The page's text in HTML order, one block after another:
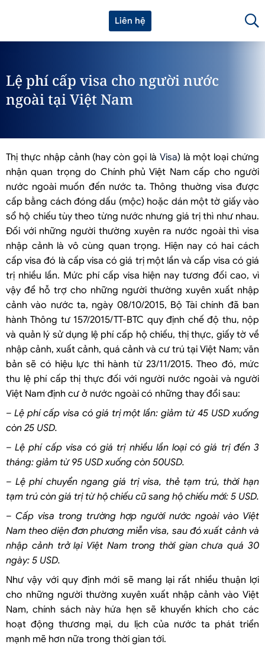
Liên hệ
Lệ phí cấp visa cho người nước
ngoài tại Việt Nam
Thị thực nhập cảnh (hay còn gọi là Visa) là một loại chứng
nhận quan trọng do Chính phủ Việt Nam cấp cho người
nước ngoài muốn đến nước ta. Thông thuờng visa được
cấp bằng cách đóng dấu (mộc) hoặc dán một tờ giấy vào
sổ hộ chiếu tùy theo từng nước nhưng giá trị thì như nhau.
Đối với những người thường xuyên ra nước ngoài thì visa
nhập cảnh là vô cùng quan trọng. Hiện nay có hai cách
cấp visa đó là cấp visa có giá trị một lần và cấp visa có giá
trị nhiều lần. Mức phí cấp visa hiện nay tương đối cao, vì
vậy để hỗ trợ cho những người thường xuyên xuất nhập
cảnh vào nước ta, ngày 08/10/2015, Bộ Tài chính đã ban
hành Thông tư 157/2015/TT-BTC quy định chế độ thu, nộp
và quản lý sử dụng lệ phí cấp hộ chiếu, thị thực, giấy tờ về
nhập cảnh, xuất cảnh, quá cảnh và cư trú tại Việt Nam; văn
bản sẽ có hiệu lực thi hành từ 23/11/2015. Theo đó, mức
thu lệ phí cấp thị thực đối với người nước ngoài và người
Việt Nam định cư ở nước ngoài có những thay đổi sau:
– Lệ phí cấp visa có giá trị một lần: giảm từ 45 USD xuống
còn 25 USD.
– Lệ phí cấp visa có giá trị nhiều lần loại có giá trị đến 3
tháng: giảm từ 95 USD xuống còn 50USD.
– Lệ phí chuyển ngang giá trị visa, thẻ tạm trú, thời hạn
tạm trú còn giá trị từ hộ chiếu cũ sang hộ chiếu mới: 5 USD.
– Cấp visa trong trường hợp người nước ngoài vào Việt
Nam theo diện đơn phương miễn visa, sau đó xuất cảnh và
nhập cảnh trở lại Việt Nam trong thời gian chưa quá 30
ngày: 5 USD.
Như vậy với quy định mới sẽ mang lại rất nhiều thuận lợi
cho những người thường xuyên xuất nhập cảnh vào Việt
Nam, chính sách này hứa hẹn sẽ khuyến khích cho các
hoạt động thương mại, du lịch của nước ta phát triển
mạnh mẽ hơn nữa trong thời gian tới.